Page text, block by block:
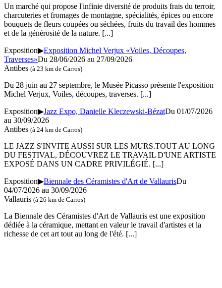
Un marché qui propose l'infinie diversité de produits frais du terroir,
charcuteries et fromages de montagne, spécialités, épices ou encore
bouquets de fleurs coupées ou séchées, fruits du travail des hommes
et de la générosité de la nature. [...]
Exposition▶Exposition Michel Verjux «Voiles, Découpes,
Traverses»Du 28/06/2026 au 27/09/2026
Antibes (à 23 km de Carros)
Du 28 juin au 27 septembre, le Musée Picasso présente l'exposition
Michel Verjux, Voiles, découpes, traverses. [...]
Exposition▶Jazz Expo, Danielle Kleczewski-BézatDu 01/07/2026
au 30/09/2026
Antibes (à 24 km de Carros)
LE JAZZ S'INVITE AUSSI SUR LES MURS.TOUT AU LONG
DU FESTIVAL, DÉCOUVREZ LE TRAVAIL D'UNE ARTISTE
EXPOSÉ DANS UN CADRE PRIVILÉGIÉ. [...]
Exposition▶Biennale des Céramistes d'Art de VallaurisDu
04/07/2026 au 30/09/2026
Vallauris (à 26 km de Carros)
La Biennale des Céramistes d'Art de Vallauris est une exposition
dédiée à la céramique, mettant en valeur le travail d'artistes et la
richesse de cet art tout au long de l'été. [...]